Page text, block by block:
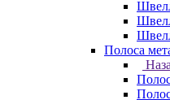
Полоса